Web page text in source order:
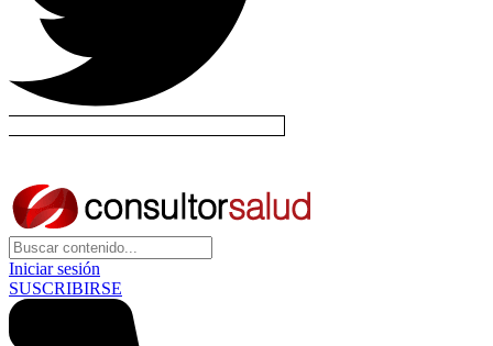
Iniciar sesión
SUSCRIBIRSE